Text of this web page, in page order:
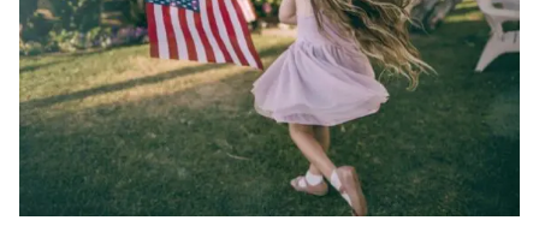
おすすめのセクターETF11銘柄とリターン比
較
おすすめのセクターETF11銘柄
米国株6月のセクター別パフォーマンス まと
め